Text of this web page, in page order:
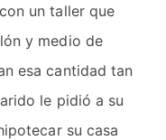
un taller que
y medio de
esa cantidad tan
le pidió a su
su casa